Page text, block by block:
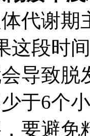
代谢期
这段时
导致脱
于6个
要避免